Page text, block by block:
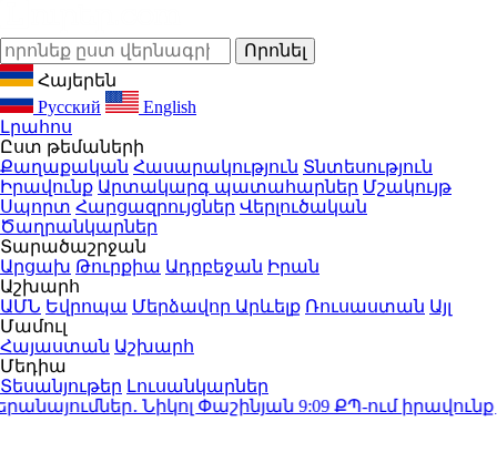
Հայերեն
Русский
English
Լրահոս
Ըստ թեմաների
Քաղաքական Հասարակություն Տնտեսություն
Իրավունք Արտակարգ պատահարներ Մշակույթ
Սպորտ Հարցազրույցներ Վերլուծական
Ծաղրանկարներ
Տարածաշրջան
Արցախ Թուրքիա Ադրբեջան Իրան
Աշխարհ
ԱՄՆ Եվրոպա Մերձավոր Արևելք Ռուսաստան Այլ
Մամուլ
Հայաստան Աշխարհ
Մեդիա
Տեսանյութեր Լուսանկարներ
Նիկոլ Փաշինյան9:09ՔՊ-ում իրավունք